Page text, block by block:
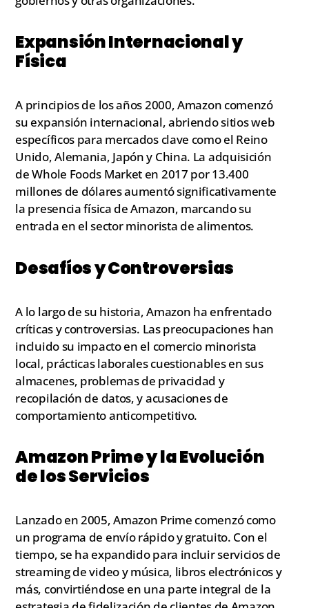
Expansión Internacional y
Física
A principios de los años 2000, Amazon comenzó
su expansión internacional, abriendo sitios web
específicos para mercados clave como el Reino
Unido, Alemania, Japón y China. La adquisición
de Whole Foods Market en 2017 por 13.400
millones de dólares aumentó significativamente
la presencia física de Amazon, marcando su
entrada en el sector minorista de alimentos.
Desafíos y Controversias
A lo largo de su historia, Amazon ha enfrentado
críticas y controversias. Las preocupaciones han
incluido su impacto en el comercio minorista
local, prácticas laborales cuestionables en sus
almacenes, problemas de privacidad y
recopilación de datos, y acusaciones de
comportamiento anticompetitivo.
Amazon Prime y la Evolución
de los Servicios
Lanzado en 2005, Amazon Prime comenzó como
un programa de envío rápido y gratuito. Con el
tiempo, se ha expandido para incluir servicios de
streaming de video y música, libros electrónicos y
más, convirtiéndose en una parte integral de la